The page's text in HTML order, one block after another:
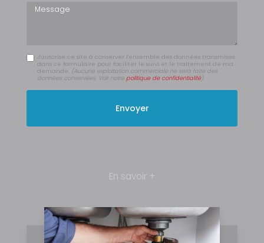
Message
J'autorise ce site à conserver l'ensemble des données transmises
dans ce formulaire pour faciliter le suivi et le traitement de ma
demande.
(Aucune exploitation commerciale ne sera faite des
données conservées. Voir notre politique de confidentialité)
En savoir +